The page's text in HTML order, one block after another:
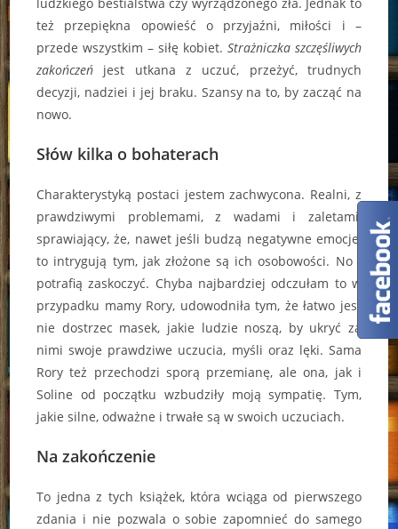
ludzkiego bestialstwa czy wyrządzonego zła. Jednak to
też przepiękna opowieść o przyjaźni, miłości i –
przede wszystkim – siłę kobiet. Strażniczka szczęśliwych
zakończeń jest utkana z uczuć, przeżyć, trudnych
decyzji, nadziei i jej braku. Szansy na to, by zacząć na
nowo.
Słów kilka o bohaterach
Charakterystyką postaci jestem zachwycona. Realni, z
prawdziwymi problemami, z wadami i zaletami,
sprawiający, że, nawet jeśli budzą negatywne emocje,
to intrygują tym, jak złożone są ich osobowości. No i
potrafią zaskoczyć. Chyba najbardziej odczułam to w
przypadku mamy Rory, udowodniła tym, że łatwo jest
nie dostrzec masek, jakie ludzie noszą, by ukryć za
nimi swoje prawdziwe uczucia, myśli oraz lęki. Sama
Rory też przechodzi sporą przemianę, ale ona, jak i
Soline od początku wzbudziły moją sympatię. Tym,
jakie silne, odważne i trwałe są w swoich uczuciach.
Na zakończenie
To jedna z tych książek, która wciąga od pierwszego
zdania i nie pozwala o sobie zapomnieć do samego